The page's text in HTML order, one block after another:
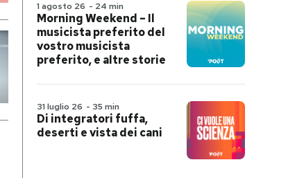
1 agosto 26 - 24 min
Morning Weekend – Il
musicista preferito del
vostro musicista
preferito, e altre storie
31 luglio 26 - 35 min
Di integratori fuffa,
deserti e vista dei cani